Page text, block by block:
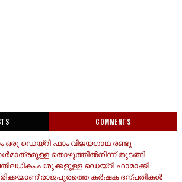
COMMENTS
ഒരു ഡെയ്‌റി ഫാം വിജയഗാഥ രണ്ടു
തൊഴുത്തിൽനിന്ന് തുടങ്ങി
പശുക്കളുള്ള ഡെയ്റി ഫാമാക്കി
രാജപുരത്തെ കർഷക ദന്പതികൾ